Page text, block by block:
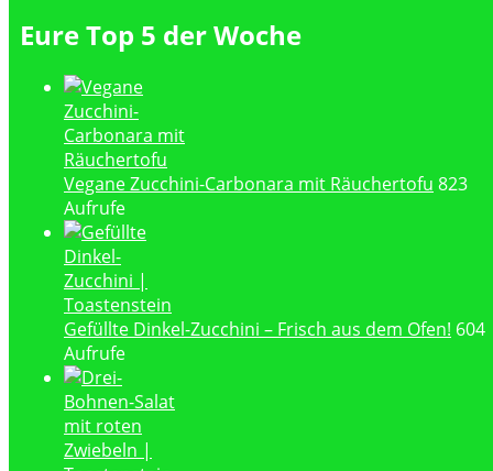
Eure Top 5 der Woche
Vegane Zucchini-Carbonara mit Räuchertofu 823
Aufrufe
Gefüllte Dinkel-Zucchini – Frisch aus dem Ofen! 604
Aufrufe